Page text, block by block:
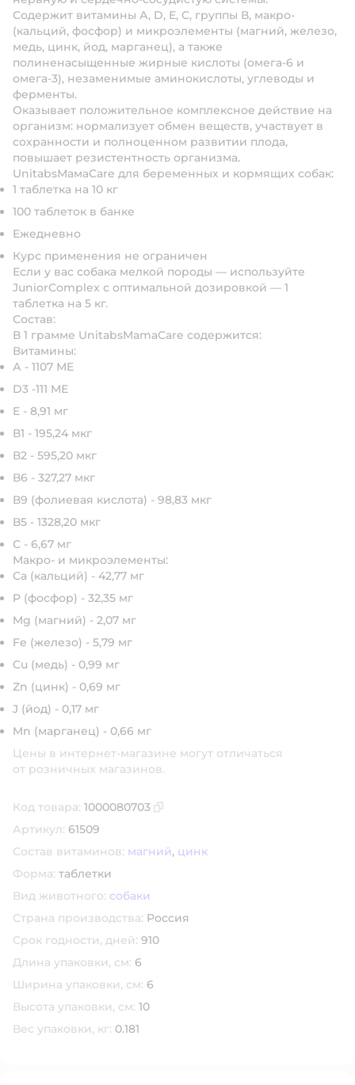
Содержит витамины А, D, Е, C, группы В, макро-
(кальций, фосфор) и микроэлементы (магний, железо,
медь, цинк, йод, марганец), а также
полиненасыщенные жирные кислоты (омега-6 и
омега-3), незаменимые аминокислоты, углеводы и
ферменты.
Оказывает положительное комплексное действие на
организм: нормализует обмен веществ, участвует в
сохранности и полноценном развитии плода,
повышает резистентность организма.
UnitabsМамаCare для беременных и кормящих собак:
1 таблетка на 10 кг
100 таблеток в банке
Ежедневно
Курс применения не ограничен
Если у вас собака мелкой породы — используйте
JuniorComplex с оптимальной дозировкой — 1
таблетка на 5 кг.
Состав:
В 1 грамме UnitabsMamaCare содержится:
Витамины:
А - 1107 МЕ
D3 -111 МЕ
Е - 8,91 мг
В1 - 195,24 мкг
В2 - 595,20 мкг
В6 - 327,27 мкг
В9 (фолиевая кислота) - 98,83 мкг
В5 - 1328,20 мкг
С - 6,67 мг
Макро- и микроэлементы:
Ca (кальций) - 42,77 мг
P (фосфор) - 32,35 мг
Mg (магний) - 2,07 мг
Fe (железо) - 5,79 мг
Cu (медь) - 0,99 мг
Zn (цинк) - 0,69 мг
J (йод) - 0,17 мг
Mn (марганец) - 0,66 мг
Цены в интернет-магазине могут отличаться
от розничных магазинов.
Код товара: 1000080703
Артикул: 61509
Состав витаминов: магний, цинк
Форма: таблетки
Вид животного: собаки
Страна производства: Россия
Срок годности, дней: 910
Длина упаковки, см: 6
Ширина упаковки, см: 6
Высота упаковки, см: 10
Вес упаковки, кг: 0.181